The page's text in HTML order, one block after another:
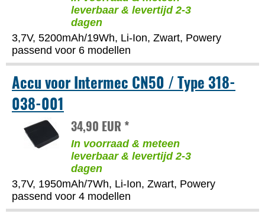
leverbaar & levertijd 2-3
dagen
3,7V, 5200mAh/19Wh, Li-Ion, Zwart, Powery
passend voor 6 modellen
Accu voor Intermec CN50 / Type 318-
038-001
34,90 EUR *
In voorraad & meteen
leverbaar & levertijd 2-3
dagen
3,7V, 1950mAh/7Wh, Li-Ion, Zwart, Powery
passend voor 4 modellen